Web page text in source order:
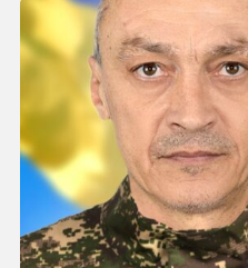
14:28, 24.07.2026